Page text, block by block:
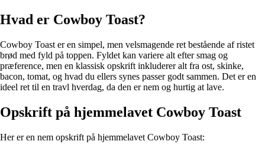
Hvad er Cowboy Toast?
Cowboy Toast er en simpel, men velsmagende ret bestående af ristet
brød med fyld på toppen. Fyldet kan variere alt efter smag og
præference, men en klassisk opskrift inkluderer alt fra ost, skinke,
bacon, tomat, og hvad du ellers synes passer godt sammen. Det er en
ideel ret til en travl hverdag, da den er nem og hurtig at lave.
Opskrift på hjemmelavet Cowboy Toast
Her er en nem opskrift på hjemmelavet Cowboy Toast: